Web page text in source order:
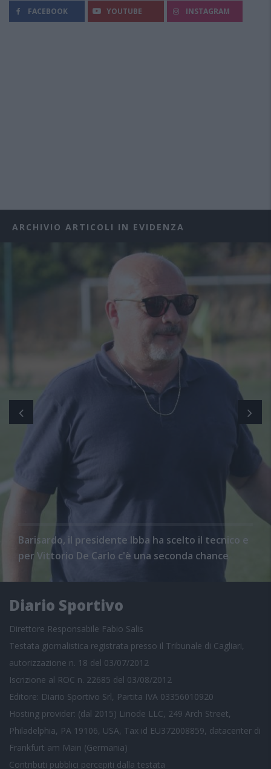
FACEBOOK YOUTUBE INSTAGRAM
ARCHIVIO ARTICOLI IN EVIDENZA
Barisardo, il presidente Ibba ha scelto il tecnico e
per Vittorio De Carlo c'è una seconda chance
Diario Sportivo
Direttore Responsabile Fabio Salis
Testata giornalistica registrata presso il Tribunale di Cagliari,
autorizzazione n. 18 del 03/07/2012
Iscrizione al ROC n. 22685 del 03/08/2012
Editore: Diario Sportivo Srl, Partita IVA 03356010920
Hosting provider: (dal 2015) Linode LLC, 249 Arch Street,
Philadelphia, PA 19106, USA, Tax id EU372008859, datacenter di
Frankfurt am Main (Germania)
Contributi pubblici percepiti dalla testata